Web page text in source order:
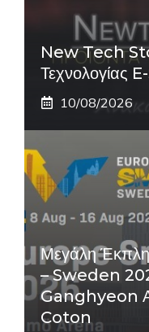
New Tech
Τεχνολογίας
10/08/2026
Μεγάλη
– Sweden
Ganghyeon
Coton